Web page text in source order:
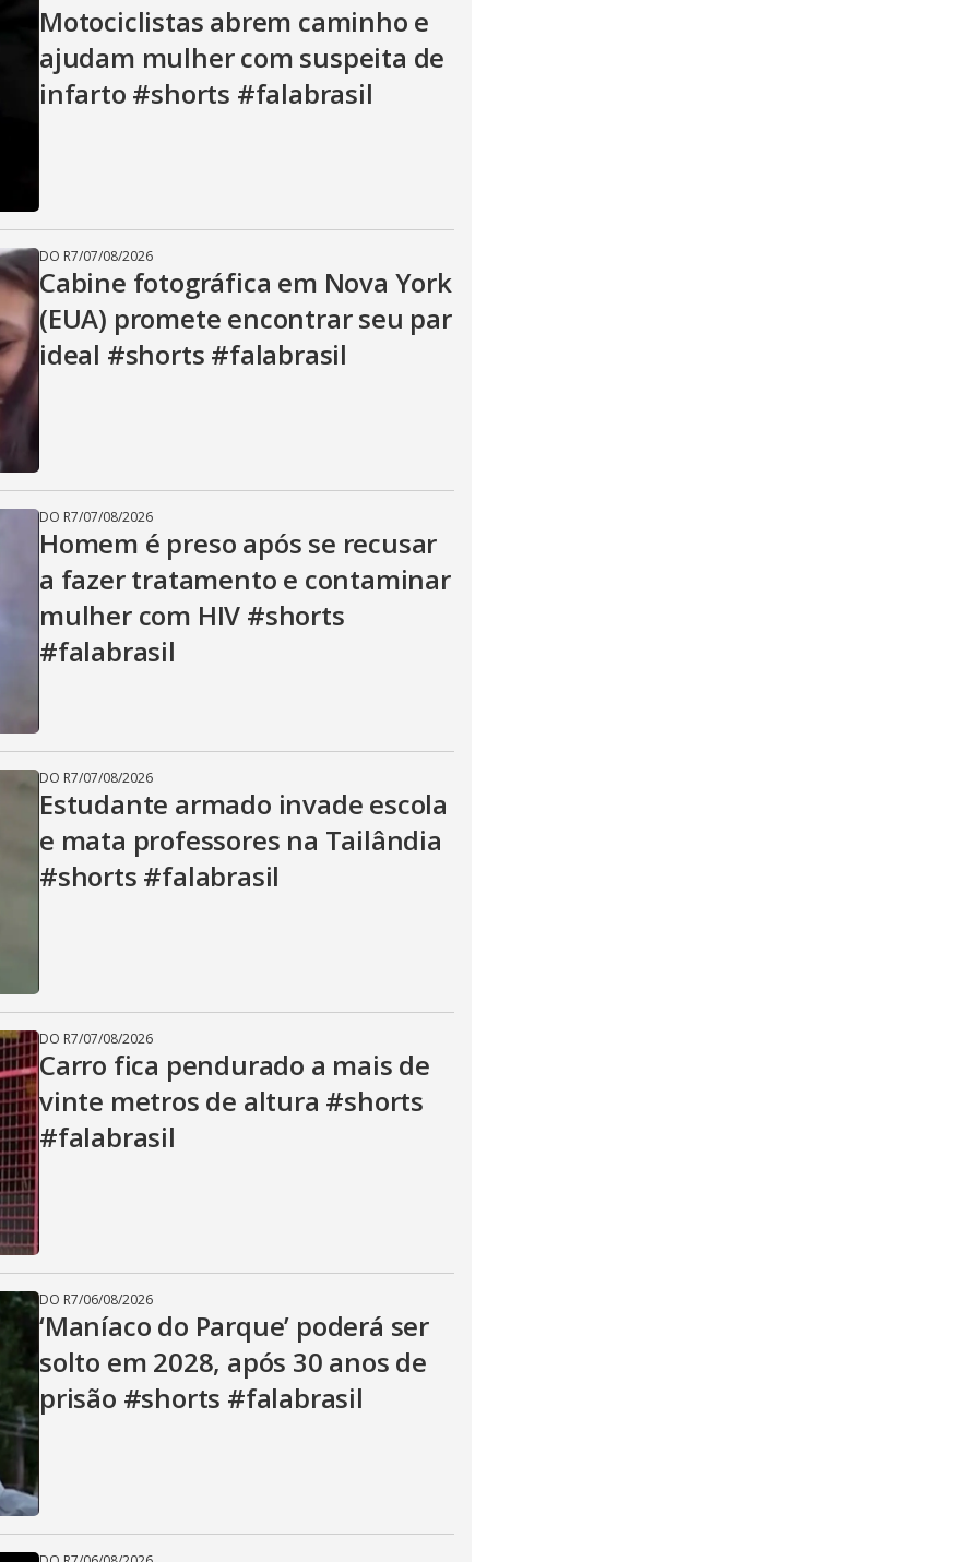
d
e
o
Motociclistas abrem caminho e
ajudam mulher com suspeita de
infarto #shorts #falabrasil
DO R7/07/08/2026
Cabine fotográfica em Nova York
(EUA) promete encontrar seu par
ideal #shorts #falabrasil
DO R7/07/08/2026
Homem é preso após se recusar
a fazer tratamento e contaminar
mulher com HIV #shorts
#falabrasil
DO R7/07/08/2026
Estudante armado invade escola
e mata professores na Tailândia
#shorts #falabrasil
DO R7/07/08/2026
Carro fica pendurado a mais de
vinte metros de altura #shorts
#falabrasil
DO R7/06/08/2026
‘Maníaco do Parque’ poderá ser
solto em 2028, após 30 anos de
prisão #shorts #falabrasil